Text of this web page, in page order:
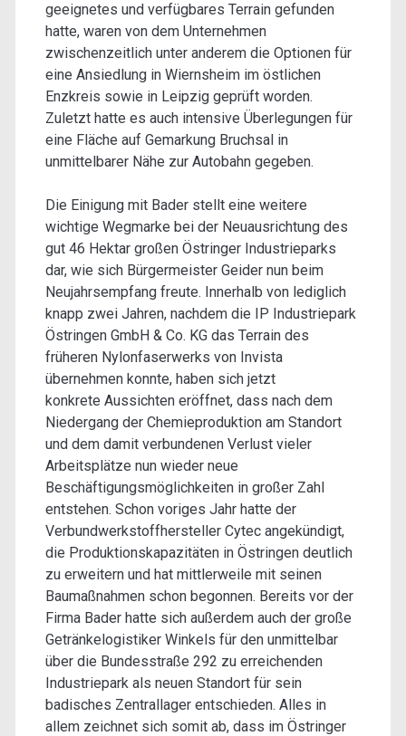
geeignetes und verfügbares Terrain gefunden
hatte, waren von dem Unternehmen
zwischenzeitlich unter anderem die Optionen für
eine Ansiedlung in Wiernsheim im östlichen
Enzkreis sowie in Leipzig geprüft worden.
Zuletzt hatte es auch intensive Überlegungen für
eine Fläche auf Gemarkung Bruchsal in
unmittelbarer Nähe zur Autobahn gegeben.
Die Einigung mit Bader stellt eine weitere
wichtige Wegmarke bei der Neuausrichtung des
gut 46 Hektar großen Östringer Industrieparks
dar, wie sich Bürgermeister Geider nun beim
Neujahrsempfang freute. Innerhalb von lediglich
knapp zwei Jahren, nachdem die IP Industriepark
Östringen GmbH & Co. KG das Terrain des
früheren Nylonfaserwerks von Invista
übernehmen konnte, haben sich jetzt
konkrete Aussichten eröffnet, dass nach dem
Niedergang der Chemieproduktion am Standort
und dem damit verbundenen Verlust vieler
Arbeitsplätze nun wieder neue
Beschäftigungsmöglichkeiten in großer Zahl
entstehen. Schon voriges Jahr hatte der
Verbundwerkstoffhersteller Cytec angekündigt,
die Produktionskapazitäten in Östringen deutlich
zu erweitern und hat mittlerweile mit seinen
Baumaßnahmen schon begonnen. Bereits vor der
Firma Bader hatte sich außerdem auch der große
Getränkelogistiker Winkels für den unmittelbar
über die Bundesstraße 292 zu erreichenden
Industriepark als neuen Standort für sein
badisches Zentrallager entschieden. Alles in
allem zeichnet sich somit ab, dass im Östringer